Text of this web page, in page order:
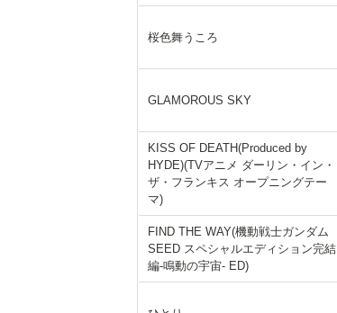
桜色舞うころ
GLAMOROUS SKY
KISS OF DEATH(Produced by
HYDE)(TVアニメ ダーリン・イン・
ザ・フランキス オープニングテー
マ)
FIND THE WAY(機動戦士ガンダム
SEED スペシャルエディション完結
編-鳴動の宇宙- ED)